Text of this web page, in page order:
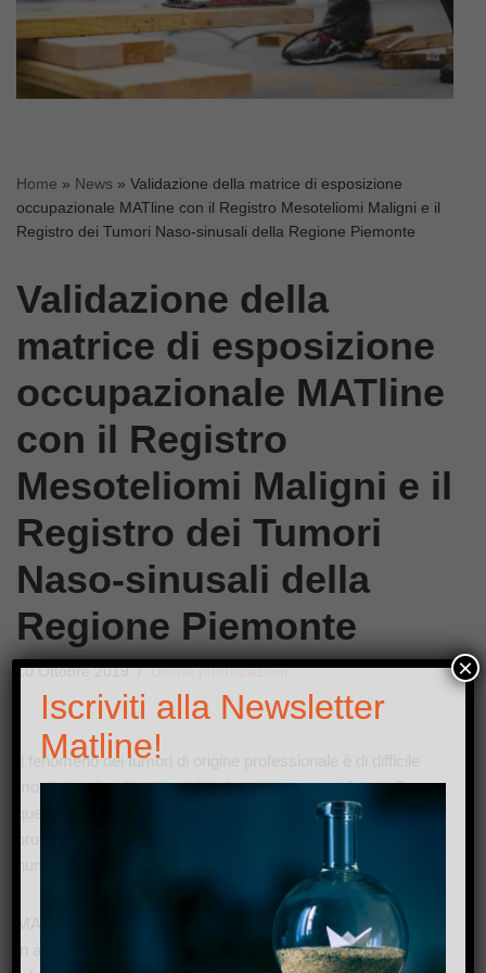
Home » News » Validazione della matrice di esposizione
occupazionale MATline con il Registro Mesoteliomi Maligni e il
Registro dei Tumori Naso-sinusali della Regione Piemonte
Validazione della
matrice di esposizione
occupazionale MATline
con il Registro
Mesoteliomi Maligni e il
Registro dei Tumori
Naso-sinusali della
Regione Piemonte
10 Ottobre 2019 Ultime pubblicazioni
Il fenomeno dei tumori di origine professionale è di difficile
monitoraggio e le ragioni risiedono in numerosi fattori. Per
questi motivi l’identificazione dei tumori di origine
MATline, sviluppata da Dors, è una matrice delle esposizioni
in ambiente di lavoro che permette di accedere via web a
Iscriviti alla Newsletter
Matline!
×